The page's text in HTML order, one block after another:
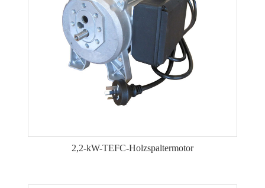
2,2-kW-TEFC-Holzspaltermotor